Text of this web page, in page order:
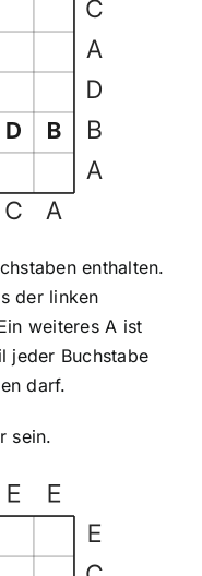
enthalten.
der linken
weiteres A ist
jeder Buchstabe
darf.
sein.